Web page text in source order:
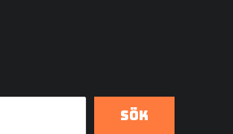
Sök